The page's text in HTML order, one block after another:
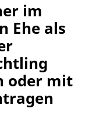
im
Ehe als
oder mit